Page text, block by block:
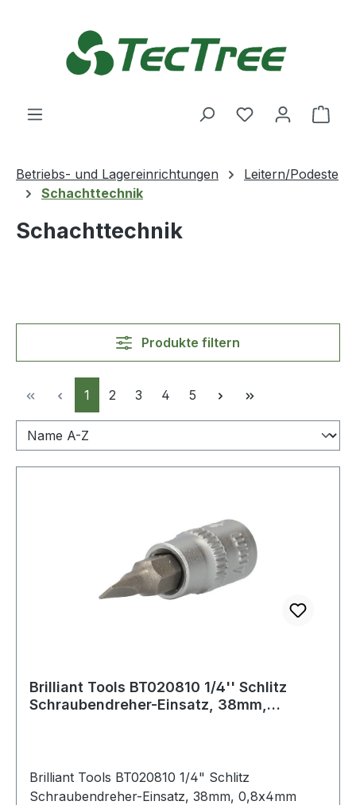
Du hast 0
Betriebs- und Lagereinrichtungen
Leitern/Podeste
Schachttechnik
Schachttechnik
Produkte filtern
Seite
1 Seite
2 Seite
3 Seite
4 Seite
5
Brilliant Tools BT020810 1/4'' Schlitz
Schraubendreher-Einsatz, 38mm,
Brilliant Tools BT020810 1/4" Schlitz
Schraubendreher-Einsatz, 38mm, 0,8x4mm